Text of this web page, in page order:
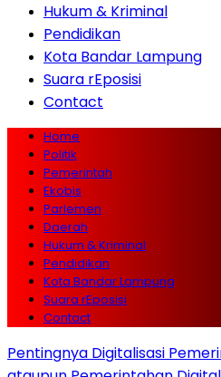
Hukum & Kriminal
Pendidikan
Kota Bandar Lampung
Suara rEposisi
Contact
Home
Politik
Pemerintah
Ekobis
Parlemen
Daerah
Hukum & Kriminal
Pendidikan
Kota Bandar Lampung
Suara rEposisi
Contact
Pentingnya Digitalisasi